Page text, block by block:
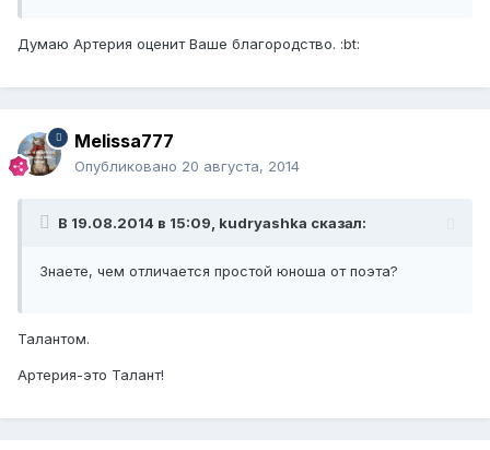
Думаю Артерия оценит Ваше благородство. :bt:
Melissa777
Опубликовано 20 августа, 2014
В 19.08.2014 в 15:09, kudryashka сказал:
Знаете, чем отличается простой юноша от поэта?
Талантом.
Артерия-это Талант!